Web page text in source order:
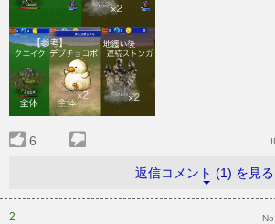
6
返信コメント (1) を見る
2 No: